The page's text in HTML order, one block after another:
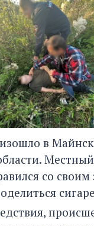
в
со